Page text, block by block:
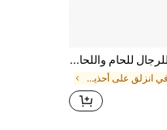
بوت أمان للرجال للحام واللحام، بوت أمان للعمل، بوت بناء بمقدمة فولاذية واقية ضد الصدمات، بوت رجالية سهلة الارتداء غير قابلة للتدمير
في انزلق على أحذية العمل والسلامة للرجال